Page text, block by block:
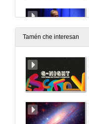
Tamén che interesan